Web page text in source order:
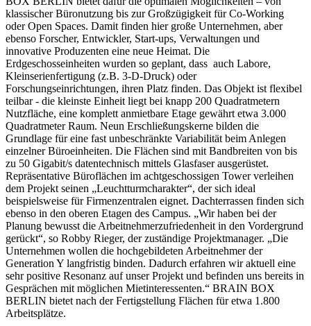
klassischer Büronutzung bis zur Großzügigkeit für Co-Working
oder Open Spaces. Damit finden hier große Unternehmen, aber
ebenso Forscher, Entwickler, Start-ups, Verwaltungen und
innovative Produzenten eine neue Heimat. Die
Erdgeschosseinheiten wurden so geplant, dass auch Labore,
Kleinserienfertigung (z.B. 3-D-Druck) oder
Forschungseinrichtungen, ihren Platz finden. Das Objekt ist flexibel
teilbar - die kleinste Einheit liegt bei knapp 200 Quadratmetern
Nutzfläche, eine komplett anmietbare Etage gewährt etwa 3.000
Quadratmeter Raum. Neun Erschließungskerne bilden die
Grundlage für eine fast unbeschränkte Variabilität beim Anlegen
einzelner Büroeinheiten. Die Flächen sind mit Bandbreiten von bis
zu 50 Gigabit/s datentechnisch mittels Glasfaser ausgerüstet.
Repräsentative Büroflächen im achtgeschossigen Tower verleihen
dem Projekt seinen „Leuchtturmcharakter“, der sich ideal
beispielsweise für Firmenzentralen eignet. Dachterrassen finden sich
ebenso in den oberen Etagen des Campus. „Wir haben bei der
Planung bewusst die Arbeitnehmerzufriedenheit in den Vordergrund
gerückt“, so Robby Rieger, der zuständige Projektmanager. „Die
Unternehmen wollen die hochgebildeten Arbeitnehmer der
Generation Y langfristig binden. Dadurch erfahren wir aktuell eine
sehr positive Resonanz auf unser Projekt und befinden uns bereits in
Gesprächen mit möglichen Mietinteressenten.“ BRAIN BOX
BERLIN bietet nach der Fertigstellung Flächen für etwa 1.800
Arbeitsplätze.